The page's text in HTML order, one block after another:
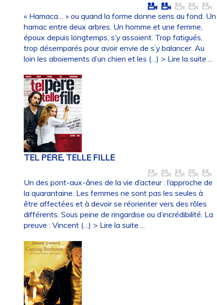
« Hamaca… » ou quand la forme donne sens au fond. Un
hamac entre deux arbres. Un homme et une femme,
époux depuis longtemps, s’y assoient. Trop fatigués,
trop désemparés pour avoir envie de s’y balancer. Au
loin les aboiements d’un chien et les (…) > Lire la suite ...
TEL PERE, TELLE FILLE
Un des pont-aux-ânes de la vie d’acteur : l’approche de
la quarantaine. Les femmes ne sont pas les seules à
être affectées et à devoir se réorienter vers des rôles
différents. Sous peine de ringardise ou d’incrédibilité. La
preuve : Vincent (…) > Lire la suite ...